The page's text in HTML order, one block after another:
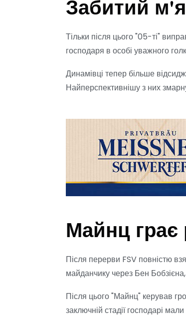
Забитий
Тільки після цього "05-ті"
господаря в особі уважного
Динамівці тепер більше
Найперспективнішу з них
Майнц грає
Після перерви FSV повністю
майданчику через Бен
Після цього "Майнц" керував
заключній стадії господарі